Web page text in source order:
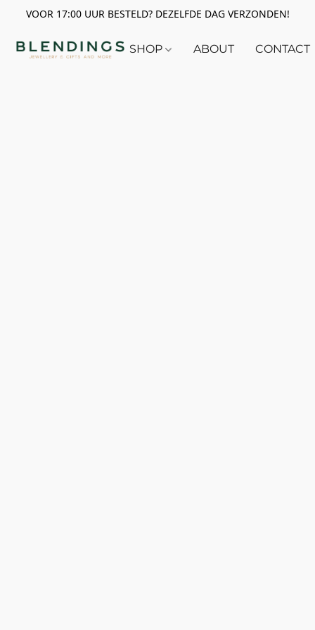
VOOR 17:00 UUR BESTELD? DEZELFDE DAG VERZONDEN!
SHOP ABOUT CONTACT